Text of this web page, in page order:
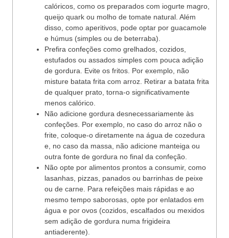
calóricos, como os preparados com iogurte magro,
queijo quark ou molho de tomate natural. Além
disso, como aperitivos, pode optar por guacamole
e húmus (simples ou de beterraba).
Prefira confeções como grelhados, cozidos,
estufados ou assados simples com pouca adição
de gordura. Evite os fritos. Por exemplo, não
misture batata frita com arroz. Retirar a batata frita
de qualquer prato, torna-o significativamente
menos calórico.
Não adicione gordura desnecessariamente às
confeções. Por exemplo, no caso do arroz não o
frite, coloque-o diretamente na água de cozedura
e, no caso da massa, não adicione manteiga ou
outra fonte de gordura no final da confeção.
Não opte por alimentos prontos a consumir, como
lasanhas, pizzas, panados ou barrinhas de peixe
ou de carne. Para refeições mais rápidas e ao
mesmo tempo saborosas, opte por enlatados em
água e por ovos (cozidos, escalfados ou mexidos
sem adição de gordura numa frigideira
antiaderente).